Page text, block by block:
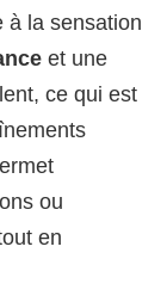
à la sensation
et une
ce qui est
ou
en